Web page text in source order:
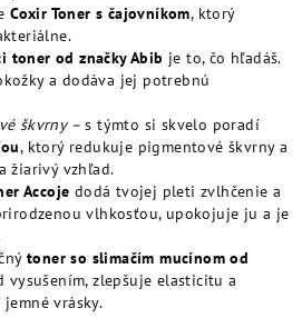
Coxir Toner s čajovníkom, ktorý
toner od značky Abib je to, čo hľadáš.
a dodáva jej potrebnú
škvrny – s týmto si skvelo poradí
, ktorý redukuje pigmentové škvrny a
žiarivý vzhľad.
Accoje dodá tvojej pleti zvlhčenie a
vlhkosťou, upokojuje ju a je
toner so slimačím mucínom od
vysušením, zlepšuje elasticitu a
vrásky.